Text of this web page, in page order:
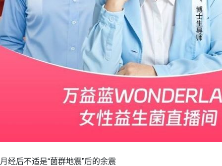
月经后不适是“菌群地震”后的余震